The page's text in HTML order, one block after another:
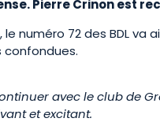
Pierre Crinon est
le numéro 72 des BDL
avec le club de
et excitant.